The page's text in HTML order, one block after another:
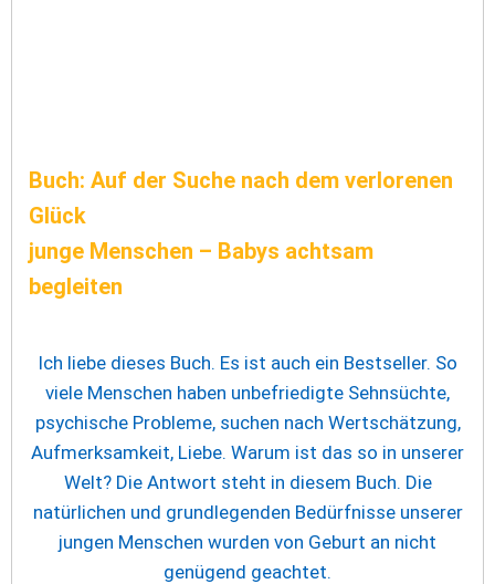
Buch: Auf der Suche nach dem verlorenen
Glück
junge Menschen – Babys achtsam
begleiten
Ich liebe dieses Buch. Es ist auch ein Bestseller. So
viele Menschen haben unbefriedigte Sehnsüchte,
psychische Probleme, suchen nach Wertschätzung,
Aufmerksamkeit, Liebe. Warum ist das so in unserer
Welt? Die Antwort steht in diesem Buch. Die
natürlichen und grundlegenden Bedürfnisse unserer
jungen Menschen wurden von Geburt an nicht
genügend geachtet.